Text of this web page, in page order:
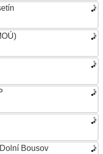
Bousov